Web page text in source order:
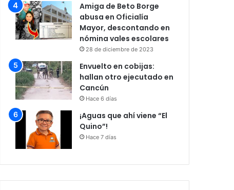
Amiga de Beto Borge
abusa en Oficialía
Mayor, descontando en
nómina vales escolares
28 de diciembre de 2023
Envuelto en cobijas:
hallan otro ejecutado en
Cancún
Hace 6 días
¡Aguas que ahí viene “El
Quino”!
Hace 7 días